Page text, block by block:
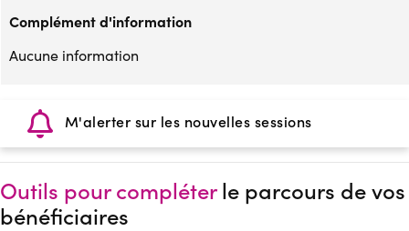
Complément d'information
Aucune information
M'alerter sur les nouvelles sessions
Outils pour compléterle parcours de vos
bénéficiaires